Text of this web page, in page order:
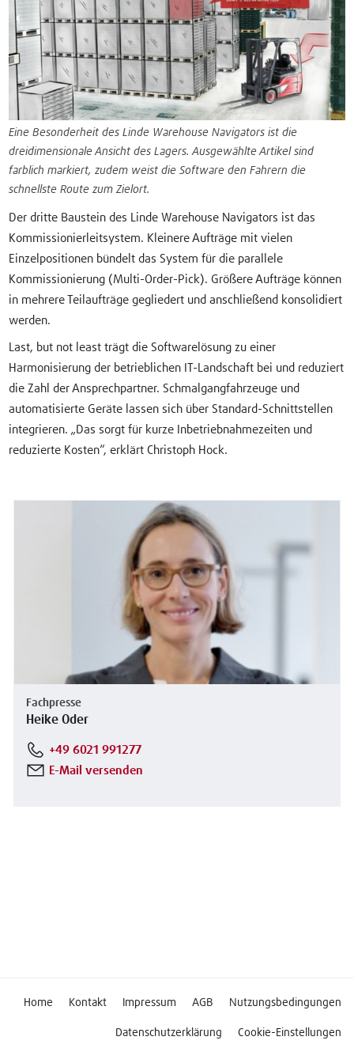
Eine Besonderheit des Linde Warehouse Navigators ist die
dreidimensionale Ansicht des Lagers. Ausgewählte Artikel sind
farblich markiert, zudem weist die Software den Fahrern die
schnellste Route zum Zielort.
Der dritte Baustein des Linde Warehouse Navigators ist das
Kommissionierleitsystem. Kleinere Aufträge mit vielen
Einzelpositionen bündelt das System für die parallele
Kommissionierung (Multi-Order-Pick). Größere Aufträge können
in mehrere Teilaufträge gegliedert und anschließend konsolidiert
werden.
Last, but not least trägt die Softwarelösung zu einer
Harmonisierung der betrieblichen IT-Landschaft bei und reduziert
die Zahl der Ansprechpartner. Schmalgangfahrzeuge und
automatisierte Geräte lassen sich über Standard-Schnittstellen
integrieren. „Das sorgt für kurze Inbetriebnahmezeiten und
reduzierte Kosten“, erklärt Christoph Hock.
Fachpresse
Heike Oder
+49 6021 991277
E-Mail versenden
Home Kontakt Impressum AGB Nutzungsbedingungen
Datenschutzerklärung Cookie-Einstellungen